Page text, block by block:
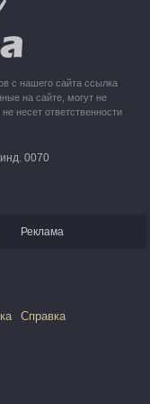
с нашего сайта ссылка
на сайте, могут не
несет ответственности
0070
Реклама
Справка